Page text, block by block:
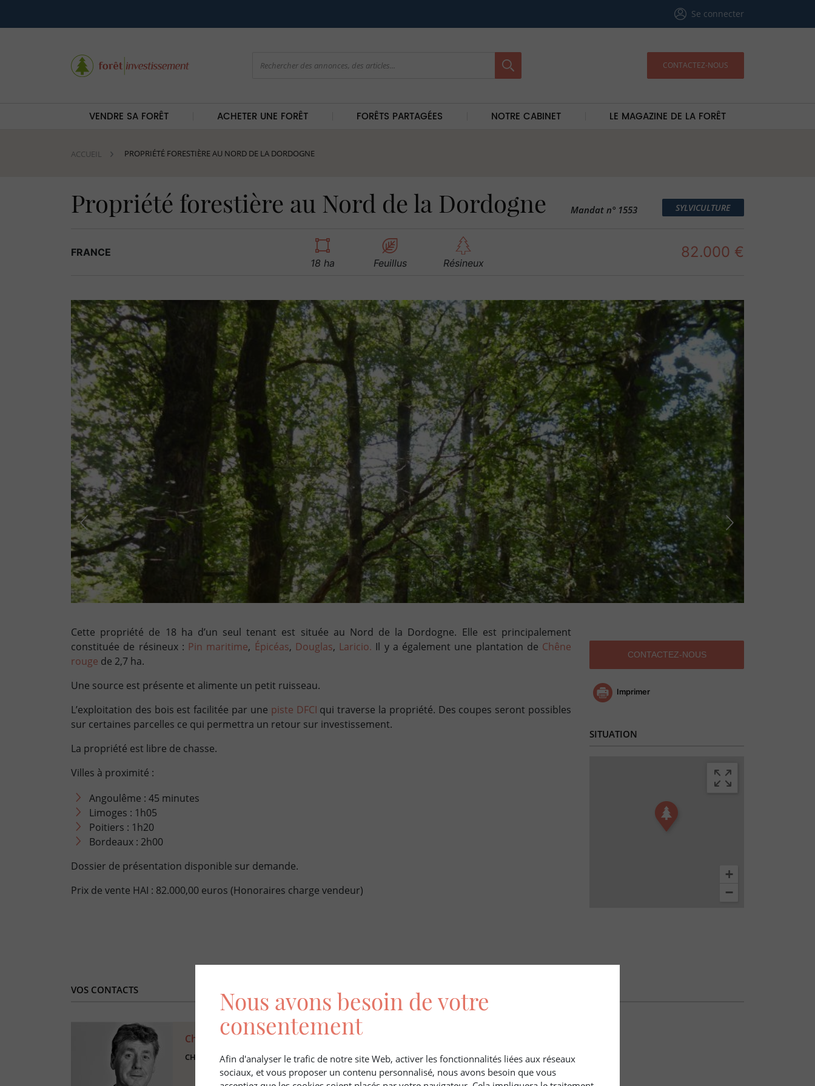
Se connecter
CONTACTEZ-NOUS
VENDRE SA FORÊT ACHETER UNE FORÊT FORÊTS PARTAGÉES NOTRE CABINET LE MAGAZINE DE LA FORÊT
ACCUEIL PROPRIÉTÉ FORESTIÈRE AU NORD DE LA DORDOGNE
Propriété forestière au Nord de la Dordogne Mandat n° 1553 SYLVICULTURE
FRANCE
18 ha
Feuillus Résineux
82.000 €
Cette propriété de 18 ha d’un seul tenant est située au Nord de la Dordogne. Elle est principalement
constituée de résineux : Pin maritime, Épicéas, Douglas, Laricio. Il y a également une plantation de Chêne
rouge de 2,7 ha.
Une source est présente et alimente un petit ruisseau.
L’exploitation des bois est facilitée par une piste DFCI qui traverse la propriété. Des coupes seront possibles
sur certaines parcelles ce qui permettra un retour sur investissement.
La propriété est libre de chasse.
Villes à proximité :
Angoulême : 45 minutes
Limoges : 1h05
Poitiers : 1h20
Bordeaux : 2h00
Dossier de présentation disponible sur demande.
Prix de vente HAI : 82.000,00 euros (Honoraires charge vendeur)
CONTACTEZ-NOUS
Imprimer
SITUATION
+
−
VOS CONTACTS
Christian Charrier
CHARGE D'AFFAIRES SYLVICOLES & CYNEGETIQUES
Nous avons besoin de votre
consentement
Afin d'analyser le trafic de notre site Web, activer les fonctionnalités liées aux réseaux
sociaux, et vous proposer un contenu personnalisé, nous avons besoin que vous